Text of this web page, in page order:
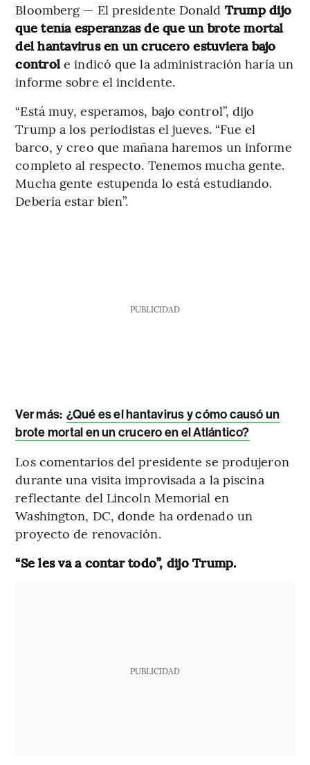
Bloomberg — El presidente Donald Trump dijo
que tenía esperanzas de que un brote mortal
del hantavirus en un crucero estuviera bajo
controle indicó que la administración haría un
informe sobre el incidente.
“Está muy, esperamos, bajo control”, dijo
Trump a los periodistas el jueves. “Fue el
barco, y creo que mañana haremos un informe
completo al respecto. Tenemos mucha gente.
Mucha gente estupenda lo está estudiando.
Debería estar bien”.
PUBLICIDAD
Ver más: ¿Qué es el hantavirus y cómo causó un
brote mortal en un crucero en el Atlántico?
Los comentarios del presidente se produjeron
durante una visita improvisada a la piscina
reflectante del Lincoln Memorial en
Washington, DC, donde ha ordenado un
proyecto de renovación.
“Se les va a contar todo”, dijo Trump.
PUBLICIDAD